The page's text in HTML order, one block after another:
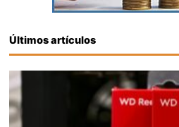
Últimos artículos